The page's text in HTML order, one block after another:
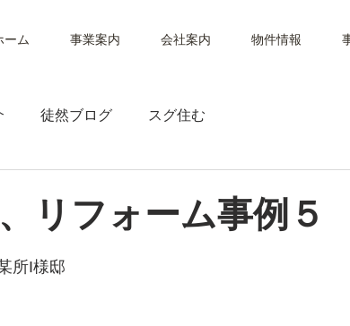
ーム 事業案内 会社案内 物件情報
徒然ブログ スグ住む
リフォーム事例５
所I様邸